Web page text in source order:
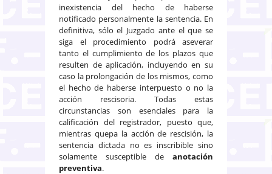
inexistencia del hecho de haberse
notificado personalmente la sentencia. En
definitiva, sólo el Juzgado ante el que se
siga el procedimiento podrá aseverar
tanto el cumplimiento de los plazos que
resulten de aplicación, incluyendo en su
caso la prolongación de los mismos, como
el hecho de haberse interpuesto o no la
acción rescisoria. Todas estas
circunstancias son esenciales para la
calificación del registrador, puesto que,
mientras quepa la acción de rescisión, la
sentencia dictada no es inscribible sino
solamente susceptible de anotación
preventiva.